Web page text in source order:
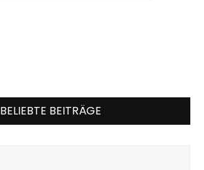
BELIEBTE BEITRÄGE